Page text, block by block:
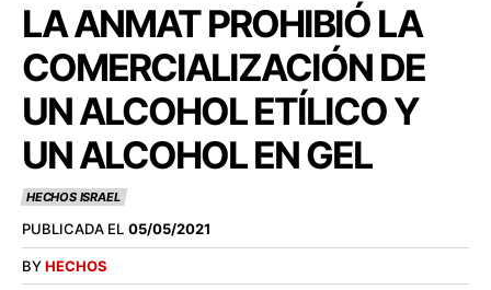
LA ANMAT PROHIBIÓ LA
COMERCIALIZACIÓN DE
UN ALCOHOL ETÍLICO Y
UN ALCOHOL EN GEL
HECHOS ISRAEL
PUBLICADA EL 05/05/2021
BYHECHOS